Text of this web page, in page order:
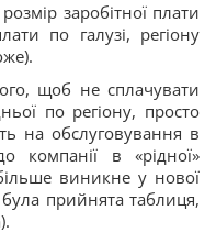
заробітної плати
по галузі, регіону
щоб не сплачувати
по регіону, просто
на обслуговування в
компанії в «рідної»
виникне у нової
прийнята таблиця,